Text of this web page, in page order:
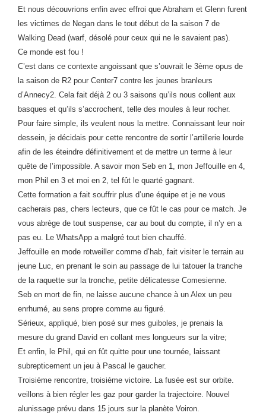
Et nous découvrions enfin avec effroi que Abraham et Glenn furent
les victimes de Negan dans le tout début de la saison 7 de
Walking Dead (warf, désolé pour ceux qui ne le savaient pas).
Ce monde est fou !
C’est dans ce contexte angoissant que s’ouvrait le 3ème opus de
la saison de R2 pour Center7 contre les jeunes branleurs
d’Annecy2. Cela fait déjà 2 ou 3 saisons qu’ils nous collent aux
basques et qu’ils s’accrochent, telle des moules à leur rocher.
Pour faire simple, ils veulent nous la mettre. Connaissant leur noir
dessein, je décidais pour cette rencontre de sortir l’artillerie lourde
afin de les éteindre définitivement et de mettre un terme à leur
quête de l’impossible. A savoir mon Seb en 1, mon Jeffouille en 4,
mon Phil en 3 et moi en 2, tel fût le quarté gagnant.
Cette formation a fait souffrir plus d’une équipe et je ne vous
cacherais pas, chers lecteurs, que ce fût le cas pour ce match. Je
vous abrège de tout suspense, car au bout du compte, il n’y en a
pas eu. Le WhatsApp a malgré tout bien chauffé.
Jeffouille en mode rotweiller comme d’hab, fait visiter le terrain au
jeune Luc, en prenant le soin au passage de lui tatouer la tranche
de la raquette sur la tronche, petite délicatesse Comesienne.
Seb en mort de fin, ne laisse aucune chance à un Alex un peu
enrhumé, au sens propre comme au figuré.
Sérieux, appliqué, bien posé sur mes guiboles, je prenais la
mesure du grand David en collant mes longueurs sur la vitre;
Et enfin, le Phil, qui en fût quitte pour une tournée, laissant
subrepticement un jeu à Pascal le gaucher.
Troisième rencontre, troisième victoire. La fusée est sur orbite.
veillons à bien régler les gaz pour garder la trajectoire. Nouvel
alunissage prévu dans 15 jours sur la planète Voiron.